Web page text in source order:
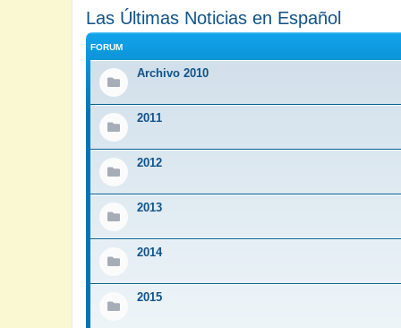
Las Últimas Noticias en Español
FORUM
Archivo 2010
2011
2012
2013
2014
2015